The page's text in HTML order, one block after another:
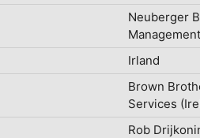
Neuberger
Irland
Brown
Services
Rob